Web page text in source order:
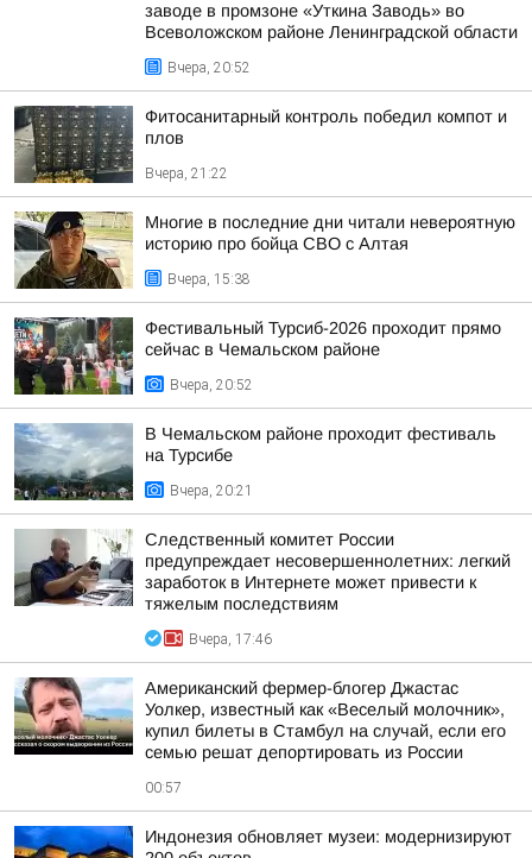
заводе в промзоне «Уткина Заводь» во
Всеволожском районе Ленинградской области
Вчера, 20:52
Фитосанитарный контроль победил компот и
плов
Вчера, 21:22
Многие в последние дни читали невероятную
историю про бойца СВО с Алтая
Вчера, 15:38
Фестивальный Турсиб-2026 проходит прямо
сейчас в Чемальском районе
Вчера, 20:52
В Чемальском районе проходит фестиваль
на Турсибе
Вчера, 20:21
Следственный комитет России
предупреждает несовершеннолетних: легкий
заработок в Интернете может привести к
тяжелым последствиям
Вчера, 17:46
Американский фермер-блогер Джастас
Уолкер, известный как «Веселый молочник»,
купил билеты в Стамбул на случай, если его
семью решат депортировать из России
00:57
Индонезия обновляет музеи: модернизируют